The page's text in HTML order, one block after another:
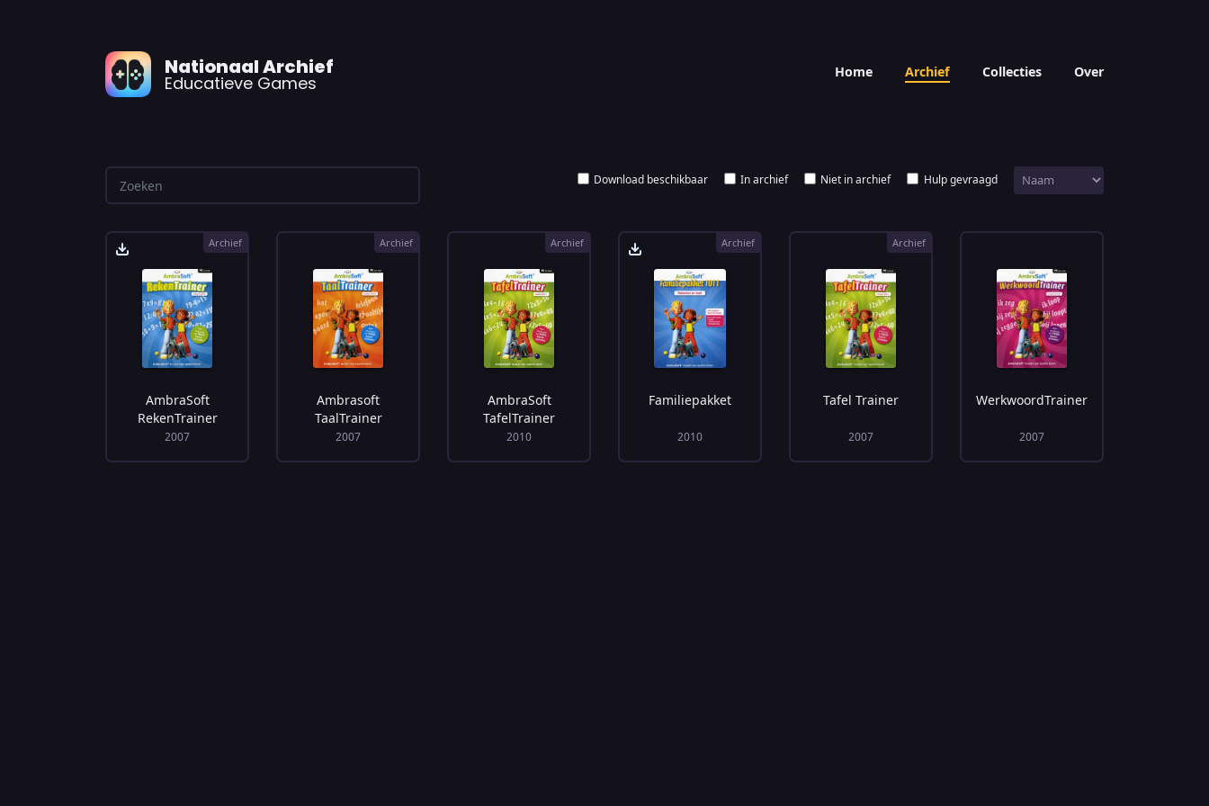
Nationaal Archief
Educatieve Games
Home Archief Collecties Over
Download beschikbaar In archief Niet in archief Hulp gevraagd
AmbraSoft
RekenTrainer
2007
Archief
Ambrasoft
TaalTrainer
2007
Archief
AmbraSoft
TafelTrainer
2010
Archief
Familiepakket
2010
Archief
Tafel Trainer
2007
Archief
WerkwoordTrainer
2007